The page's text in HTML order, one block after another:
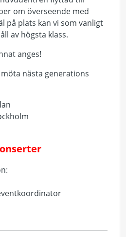
om överseende med
på plats kan vi som vanligt
av högsta klass.
anges!
nästa generations